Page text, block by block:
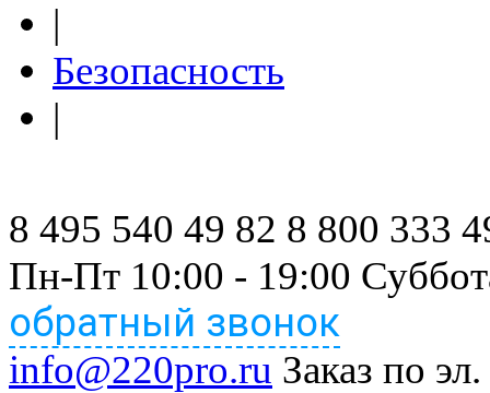
|
Безопасность
|
8 495 540 49 82 8 800 333
Пн-Пт 10:00 - 19:00
обратный звонок
info@220pro.ru Заказ по